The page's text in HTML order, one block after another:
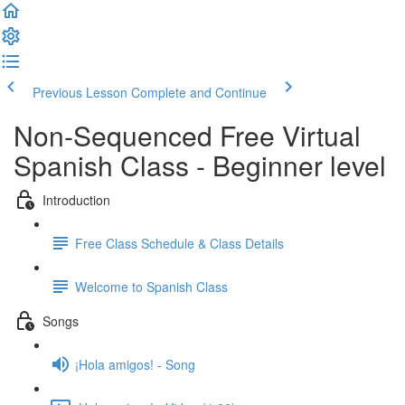
Previous Lesson Complete and Continue
Non-Sequenced Free Virtual
Spanish Class - Beginner level
Introduction
Free Class Schedule & Class Details
Welcome to Spanish Class
Songs
¡Hola amigos! - Song